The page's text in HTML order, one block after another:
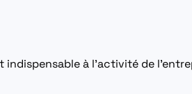
à l’activité de